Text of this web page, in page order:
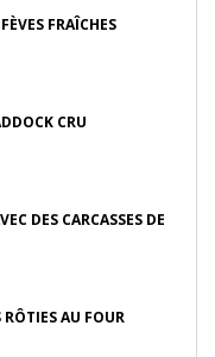
FRAÎCHES
CRU
DES CARCASSES DE
RÔTIES AU FOUR